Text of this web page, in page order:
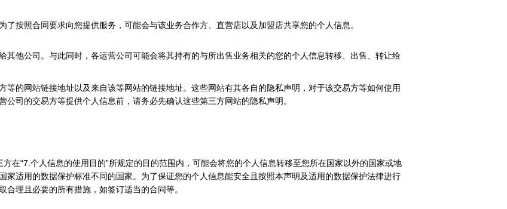
按照合同要求向您提供服务，可能会与该业务合作方、直营店以及加盟店共享您的个人信息。
其他公司。与此同时，各运营公司可能会将其持有的与所出售业务相关的您的个人信息转移、出售、转让给
等的网站链接地址以及来自该等网站的链接地址。这些网站有其各自的隐私声明，对于该交易方等如何使用
司的交易方等提供个人信息前，请务必先确认这些第三方网站的隐私声明。
在“7.个人信息的使用目的”所规定的目的范围内，可能会将您的个人信息转移至您所在国家以外的国家或地
家适用的数据保护标准不同的国家。为了保证您的个人信息能安全且按照本声明及适用的数据保护法律进行
理且必要的所有措施，如签订适当的合同等。